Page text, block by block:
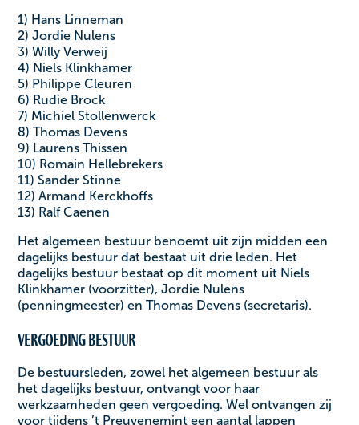
1) Hans Linneman
2) Jordie Nulens
3) Willy Verweij
4) Niels Klinkhamer
5) Philippe Cleuren
6) Rudie Brock
7) Michiel Stollenwerck
8) Thomas Devens
9) Laurens Thissen
10) Romain Hellebrekers
11) Sander Stinne
12) Armand Kerckhoffs
13) Ralf Caenen
Het algemeen bestuur benoemt uit zijn midden een
dagelijks bestuur dat bestaat uit drie leden. Het
dagelijks bestuur bestaat op dit moment uit Niels
Klinkhamer (voorzitter), Jordie Nulens
(penningmeester) en Thomas Devens (secretaris).
Vergoeding bestuur
De bestuursleden, zowel het algemeen bestuur als
het dagelijks bestuur, ontvangt voor haar
werkzaamheden geen vergoeding. Wel ontvangen zij
voor tijdens ’t Preuvenemint een aantal lappen